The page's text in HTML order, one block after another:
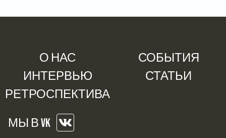
О НАС
СОБЫТИЯ
ИНТЕРВЬЮ
СТАТЬИ
РЕТРОСПЕКТИВА
МЫ В VK